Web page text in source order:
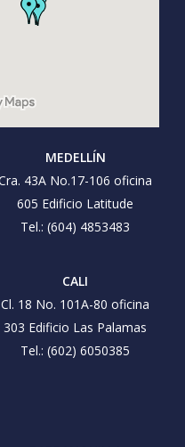
MEDELLÍN
43A No.17-106 oficina
605 Edificio Latitude
Tel.: (604) 4853483
CALI
Cl. 18 No. 101A-80 oficina
303 Edificio Las Palamas
Tel.: (602) 6050385